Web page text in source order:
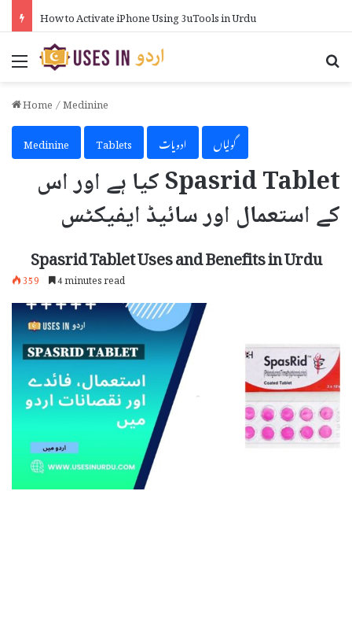
How to Activate iPhone Using 3uTools in Urdu
Menu
Home/Medinine
Medinine
Tablets ادویات گولیاں
Spasrid Tablet کیا ہے اور اس
کے استعمال اور سائیڈ ایفیکٹس
Spasrid Tablet Uses and Benefits in Urdu
359 4 minutes read